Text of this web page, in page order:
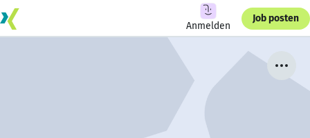
Anmelden
Job posten